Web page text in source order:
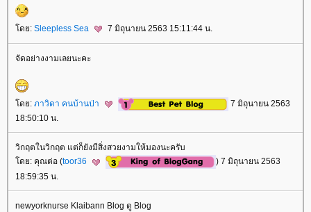
ดย: Sleepless Sea 7 มิถุนายน 2563 15:11:44 น.
จัดอย่างงามเลยนะคะ
ดย: ภาวิดา คนบ้านป่า
7 มิถุนายน 2563
18:50:10 น.
วิกฤตในวิกฤต แต่ก็ยังมีสิ่งสวยงามให้มองนะครับ
ดย: คุณต่อ (toor36
) 7 มิถุนายน 2563
18:59:35 น.
newyorknurse Klaibann Blog ดู Blog